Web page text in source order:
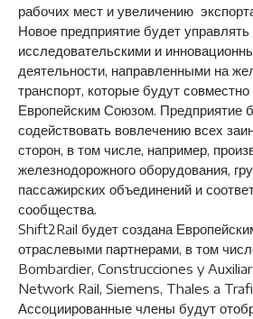
рабочих мест и увеличению
Новое предприятие будет
исследовательскими и
деятельности, направленными на
транспорт, которые будут
Европейским Союзом. Предприятие
содействовать вовлечению всех
сторон, в том числе, например,
железнодорожного оборудования,
пассажирских объединений и
сообщества.
Shift2Rail будет создана
отраслевыми партнерами, в том
Bombardier, Construcciones y
Network Rail, Siemens, Thales a
Ассоциированные члены будут